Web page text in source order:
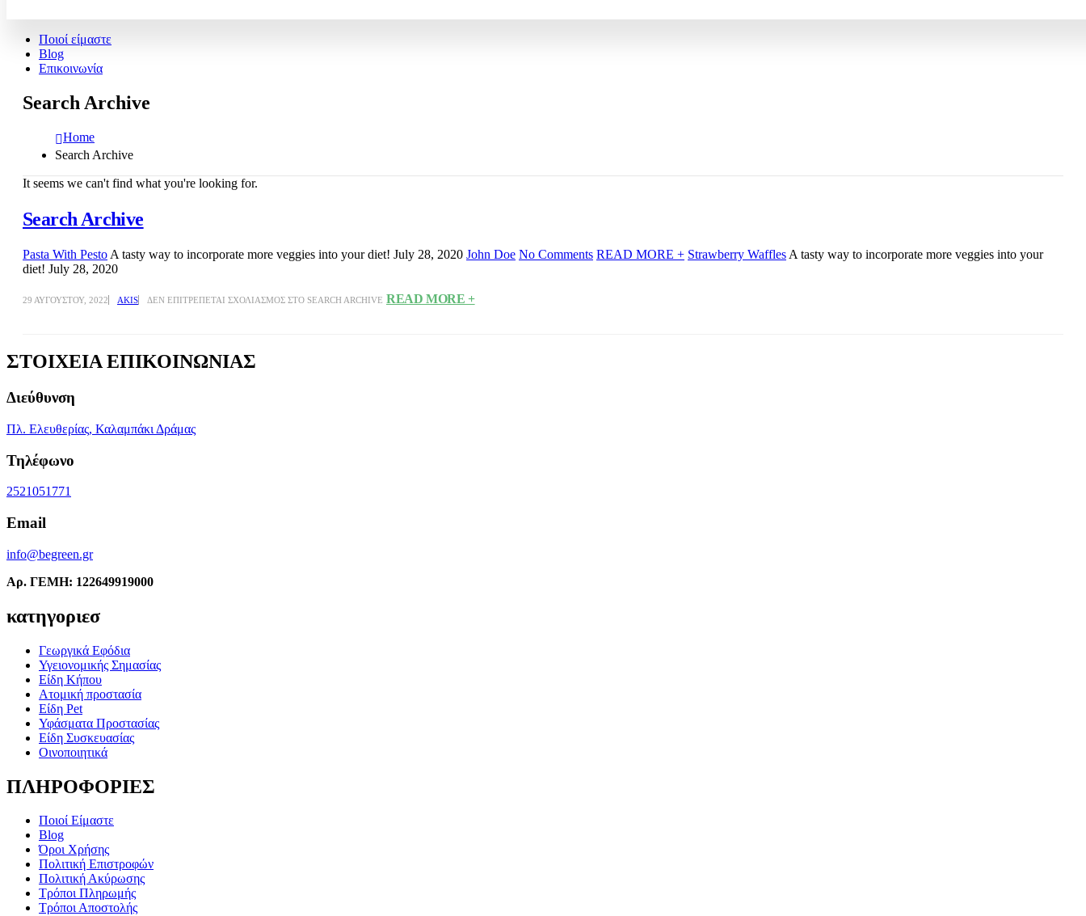
Ποιοί είμαστε
Blog
Επικοινωνία
Search Archive
Home
Search Archive
It seems we can't find what you're looking for.
Search Archive
Pasta With PestoA tasty way to incorporate more veggies into your diet! July 28, 2020 John Doe No Comments READ MORE + Strawberry WafflesA tasty way to incorporate more veggies into your
diet! July 28, 2020
29 ΑΥΓΟΎΣΤΟΥ, 2022 AKIS ΔΕΝ ΕΠΙΤΡΈΠΕΤΑΙ ΣΧΟΛΙΑΣΜΌΣ ΣΤΟ SEARCH ARCHIVE READ MORE +
ΣΤΟΙΧΕΙΑ ΕΠΙΚΟΙΝΩΝΙΑΣ
Διεύθυνση
Πλ. Ελευθερίας, Καλαμπάκι Δράμας
Τηλέφωνο
2521051771
Email
info@begreen.gr
Αρ. ΓΕΜΗ: 122649919000
κατηγοριεσ
Γεωργικά Εφόδια
Υγειονομικής Σημασίας
Είδη Κήπου
Ατομική προστασία
Είδη Pet
Υφάσματα Προστασίας
Είδη Συσκευασίας
Οινοποιητικά
ΠΛΗΡΟΦΟΡΙΕΣ
Ποιοί Είμαστε
Blog
Όροι Χρήσης
Πολιτική Επιστροφών
Πολιτική Ακύρωσης
Τρόποι Πληρωμής
Τρόποι Αποστολής